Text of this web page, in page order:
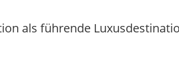
als führende